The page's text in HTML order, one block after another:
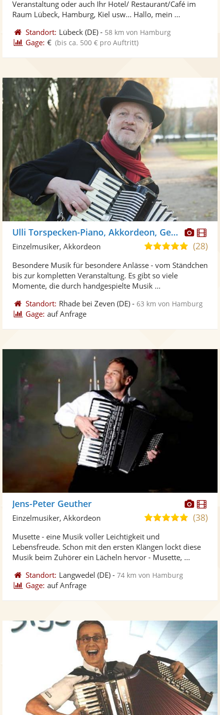
Veranstaltung oder auch Ihr Hotel/ Restaurant/Café im
Raum Lübeck, Hamburg, Kiel usw... Hallo, mein ...
Standort: Lübeck (DE) - 58 km von Hamburg
Gage: € (bis ca. 500 € pro Auftritt)
Fotos
Ulli Torspecken-Piano, Akkordeon, Gesang
4,9
5
(28)
Einzelmusiker, Akkordeon
Besondere Musik für besondere Anlässe - vom Ständchen
bis zur kompletten Veranstaltung. Es gibt so viele
Momente, die durch handgespielte Musik ...
Standort: Rhade bei Zeven (DE) -63 km von Hamburg
Gage: auf Anfrage
Jens-Peter Geuther
4,9(38)
Einzelmusiker, Akkordeon
Musette - eine Musik voller Leichtigkeit und
Lebensfreude. Schon mit den ersten Klängen lockt diese
Musik beim Zuhörer ein Lächeln hervor - Musette, ...
Standort: Langwedel (DE) -74 km von Hamburg
Gage: auf Anfrage